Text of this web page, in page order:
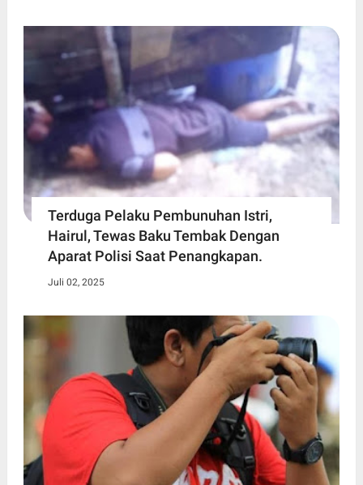
Terduga Pelaku Pembunuhan Istri,
Hairul, Tewas Baku Tembak Dengan
Aparat Polisi Saat Penangkapan.
Juli 02, 2025